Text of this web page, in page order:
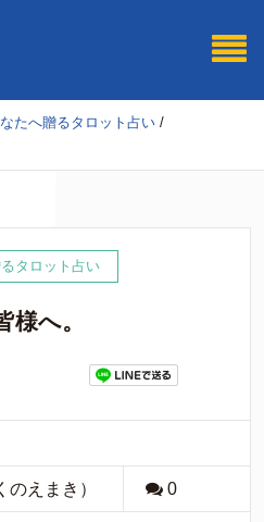
たへ贈るタロット占い /
タロット占い
様へ。
えまき） 0